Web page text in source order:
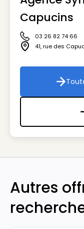
Capucins
Icône téléphone
03 26 82 74 66
Icône adresse
41, rue des
Autres